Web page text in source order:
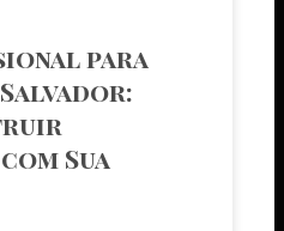
para
Sua